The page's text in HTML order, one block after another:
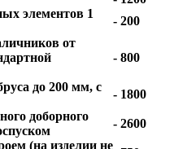
элементов 1
- 200
от
- 800
до 200 мм, с
- 1800
доборного
- 2600
(на изделии не